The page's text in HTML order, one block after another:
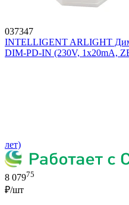
037347
INTELLIGENT ARLIGHT
DIM-PD-IN (230V, 1x20mA,
лет)
8 07975
₽/шт